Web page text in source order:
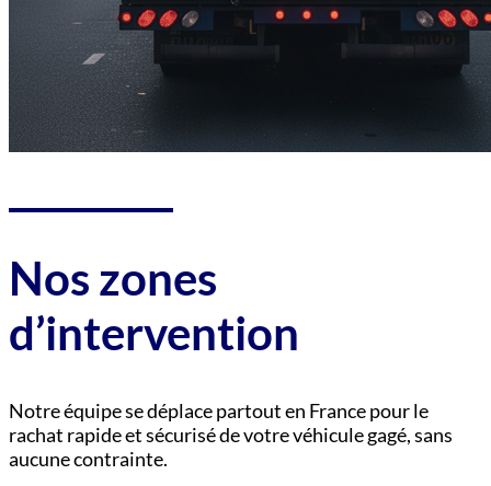
Nos zones
d’intervention
Notre équipe se déplace partout en France pour le
rachat rapide et sécurisé de votre véhicule gagé, sans
aucune contrainte.